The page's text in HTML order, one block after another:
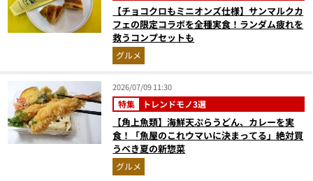
【チョコクロもミニオンズ仕様】サンマルクカ
フェの限定コラボを全種実食！ランダム疲れを
救うコンプセットも
グルメ
2026/07/09 11:30
特集 トレンドモノ3選
【角上魚類】海鮮天ぷらうどん、カレーを実
食！「魚屋のこれウマいに決まってる」絶対買
うべき夏の新惣菜
グルメ